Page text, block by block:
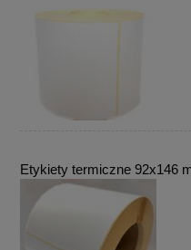
Etykiety termiczne 92x146